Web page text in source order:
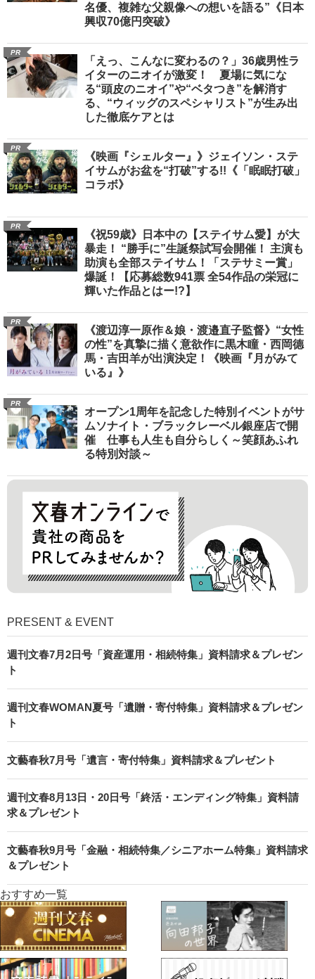
名優、複雑な父親像への想いを語る”《日本
興収70億円突破》
PR
「えっ、こんなに変わるの？」36歳男性ラ
イターのニオイが激変！ 夏場に気にな
る“頭皮のニオイ”や“ベタつき”を解消す
る、“ウィッグのスペシャリスト”が生み出
した徹底ケアとは
PR
《映画『シェルター』》ジェイソン・ステ
イサムがお盆を“打破”する!!《「眠眠打破」
コラボ》
PR
《祝59歳》日本中の【ステイサム愛】が大
暴走！ “勝手に”生誕祭試写会開催！ 主演も
助演も全部ステイサム！「ステサミー賞」
爆誕！【応募総数941票 全54作品の栄冠に
輝いた作品とはー!?】
PR
《渡辺淳一原作＆娘・渡邉直子監督》“女性
の性”を真摯に描く意欲作に黒木瞳・西岡德
馬・吉田羊が出演決定！《映画『月がみて
いる』》
PR
オープン1周年を記念した特別イベントがサ
ムソナイト・ブラックレーベル銀座店で開
催 仕事も人生も自分らしく～笑顔あふれ
る特別対談～
PRESENT & EVENT
週刊文春7月2日号「資産運用・相続特集」資料請求＆プレゼン
ト
週刊文春WOMAN夏号「遺贈・寄付特集」資料請求＆プレゼン
ト
文藝春秋7月号「遺言・寄付特集」資料請求＆プレゼント
週刊文春8月13日・20日号「終活・エンディング特集」資料請
求＆プレゼント
文藝春秋9月号「金融・相続特集／シニアホーム特集」資料請求
＆プレゼント
おすすめ一覧